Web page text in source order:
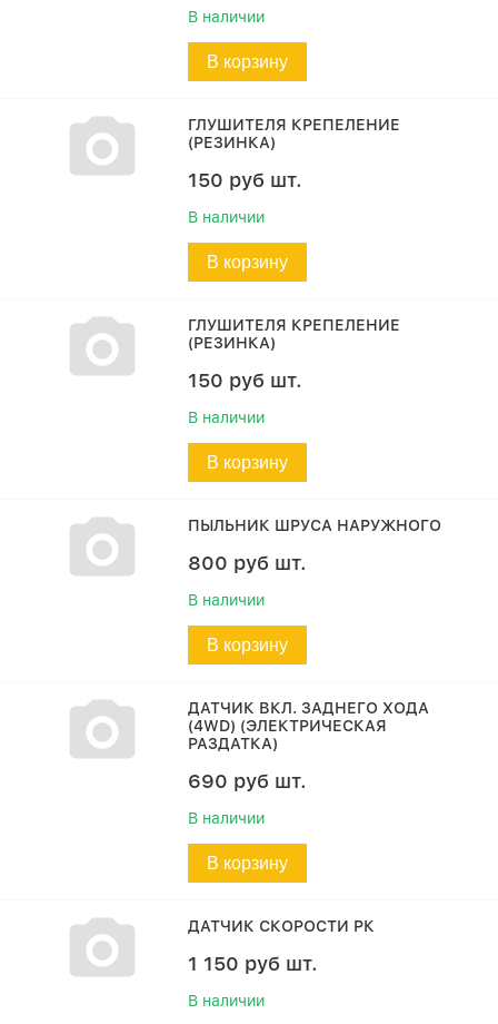
В наличии
В корзину
ГЛУШИТЕЛЯ КРЕПЕЛЕНИЕ
(РЕЗИНКА)
150 руб шт.
В наличии
В корзину
ГЛУШИТЕЛЯ КРЕПЕЛЕНИЕ
(РЕЗИНКА)
150 руб шт.
В наличии
В корзину
ПЫЛЬНИК ШРУСА НАРУЖНОГО
800 руб шт.
В наличии
В корзину
ДАТЧИК ВКЛ. ЗАДНЕГО ХОДА
(4WD) (ЭЛЕКТРИЧЕСКАЯ
РАЗДАТКА)
690 руб шт.
В наличии
В корзину
ДАТЧИК СКОРОСТИ РК
1 150 руб шт.
В наличии